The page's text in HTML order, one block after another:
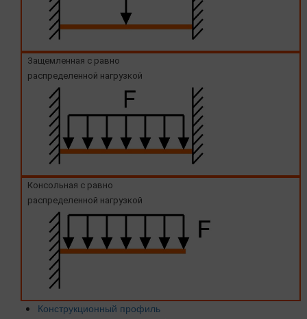
Защемленная с равно
распределенной нагрузкой
Консольная с равно
распределенной нагрузкой
Конструкционный профиль